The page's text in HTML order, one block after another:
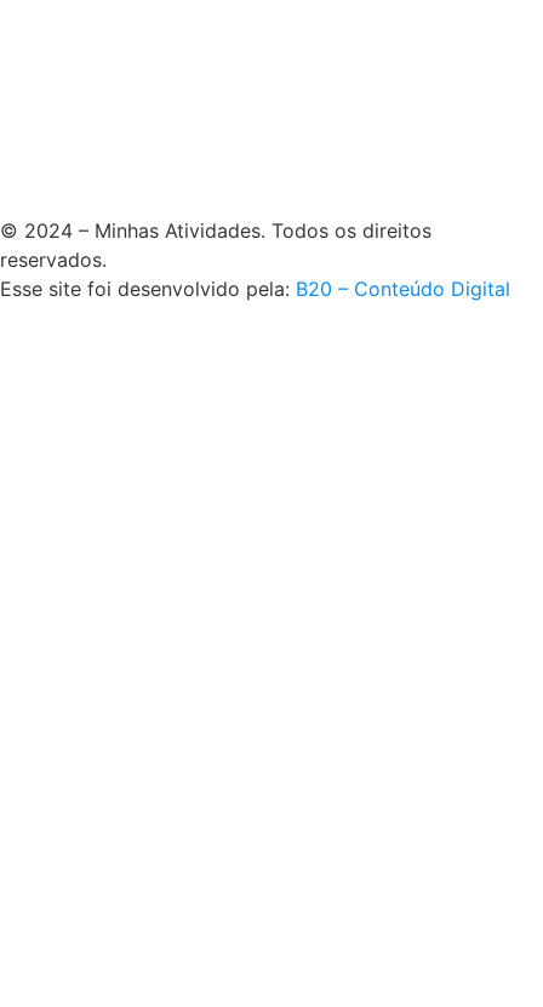
© 2024 – Minhas Atividades. Todos os direitos
reservados.
Esse site foi desenvolvido pela: B20 – Conteúdo Digital